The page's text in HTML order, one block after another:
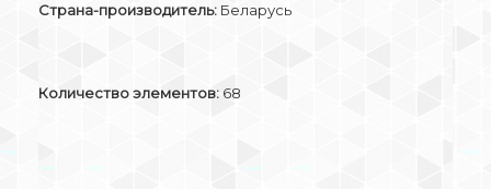
Страна-производитель: Беларусь
Количество элементов: 68